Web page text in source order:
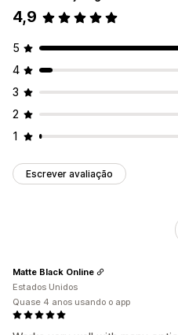
4,9
5
4
3
2
1
Escrever avaliação
Matte Black Online
Estados Unidos
Quase 4 anos usando o app